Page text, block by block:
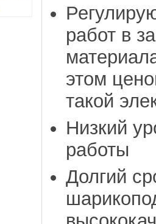
работ в
этом
такой
Низкий
работы
Долгий